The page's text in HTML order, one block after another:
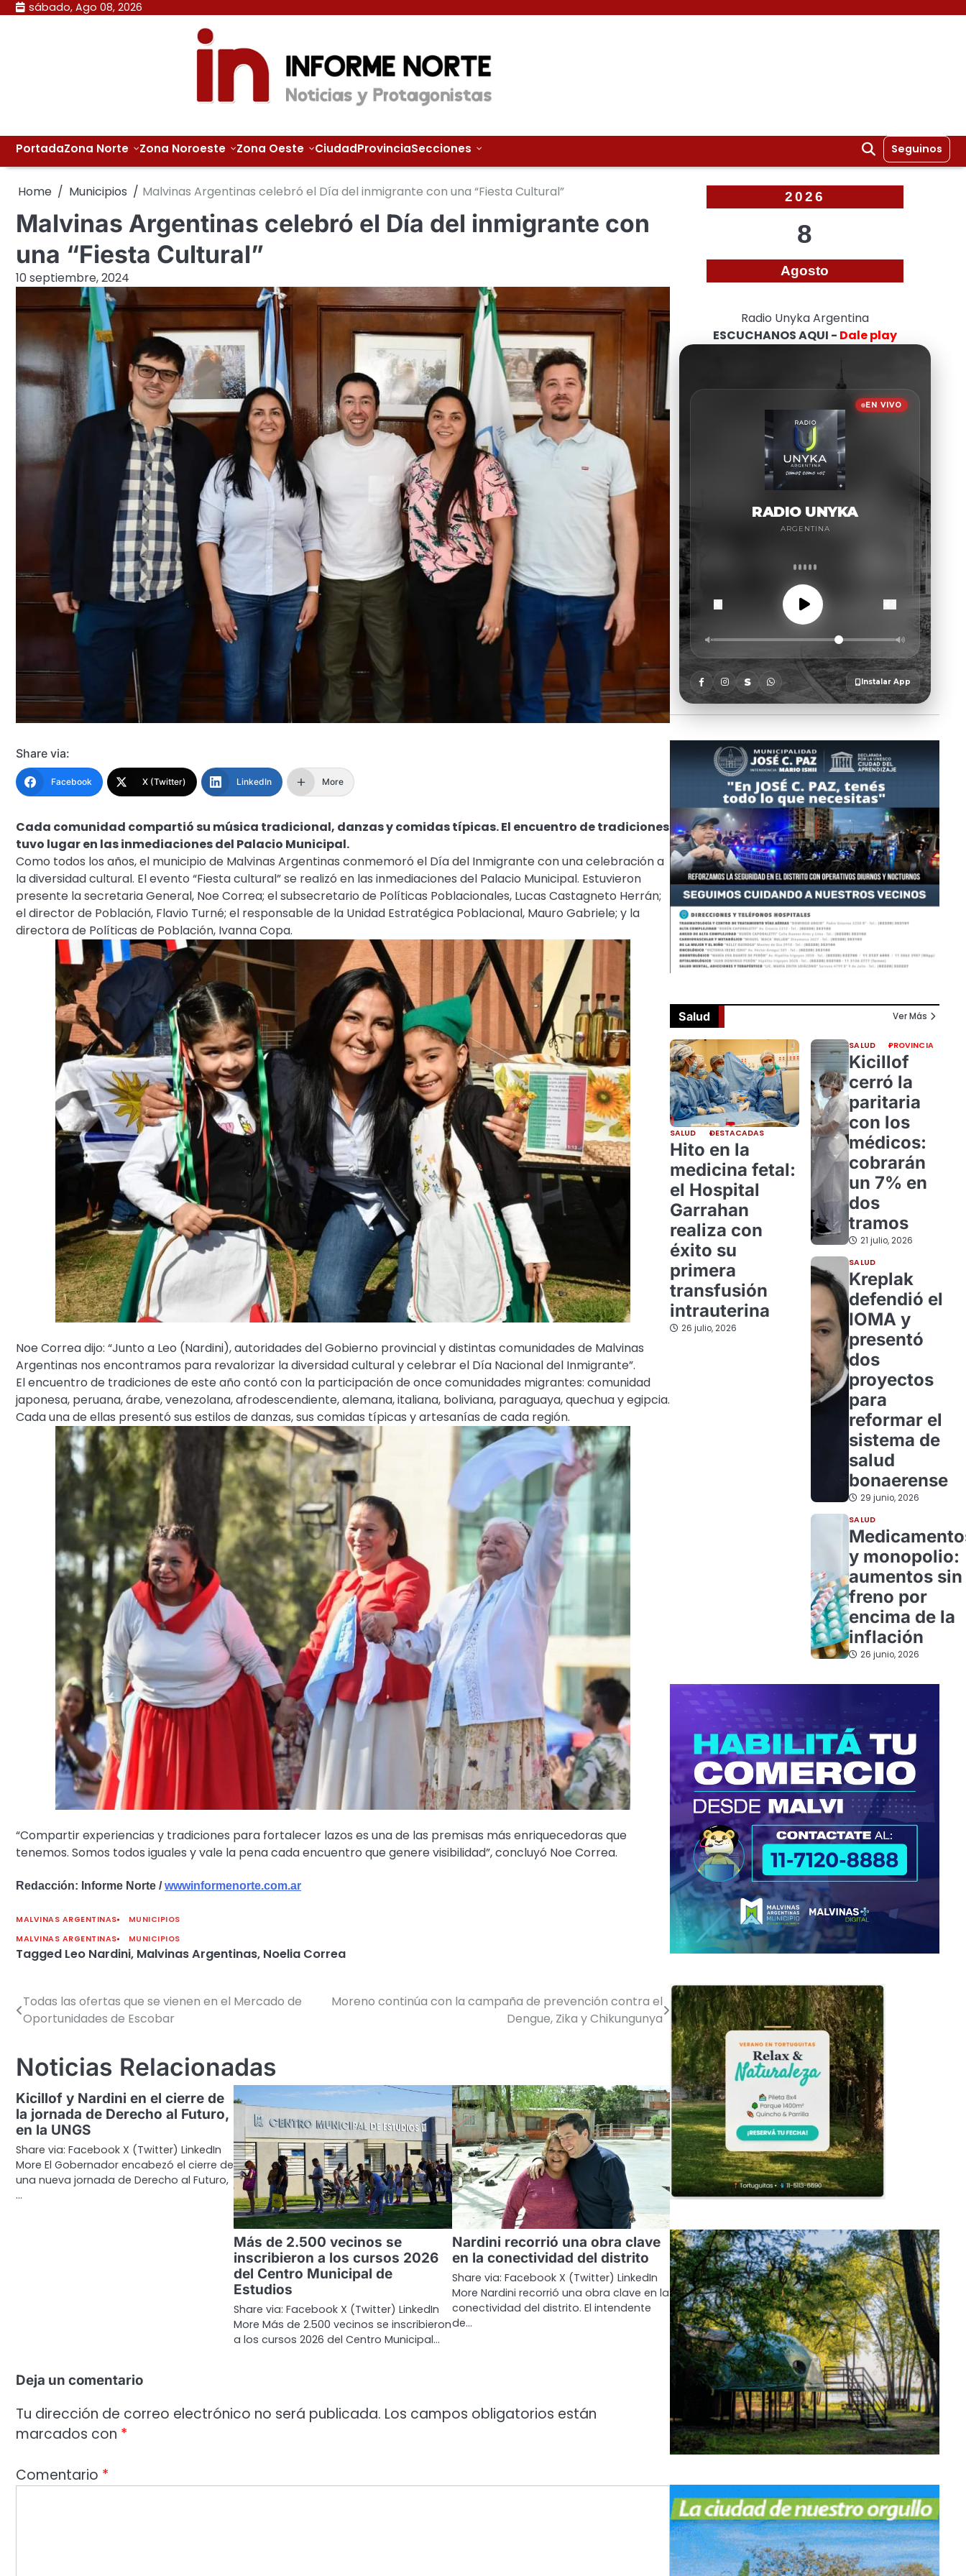
Skip sábado, Ago 08, 2026
PortadaZona Norte Zona Noroeste Zona Oeste CiudadProvinciaSecciones Seguinos
Home Municipios Malvinas Argentinas celebró el Día del inmigrante con una “Fiesta Cultural”
Malvinas Argentinas celebró el Día del inmigrante con
una “Fiesta Cultural”
10 septiembre, 2024
Share via:
Facebook X (Twitter) LinkedIn More
Cada comunidad compartió su música tradicional, danzas y comidas típicas. El encuentro de tradiciones
tuvo lugar en las inmediaciones del Palacio Municipal.
Como todos los años, el municipio de Malvinas Argentinas conmemoró el Día del Inmigrante con una celebración a
la diversidad cultural. El evento “Fiesta cultural” se realizó en las inmediaciones del Palacio Municipal. Estuvieron
presente la secretaria General, Noe Correa; el subsecretario de Políticas Poblacionales, Lucas Castagneto Herrán;
el director de Población, Flavio Turné; el responsable de la Unidad Estratégica Poblacional, Mauro Gabriele; y la
directora de Políticas de Población, Ivanna Copa.
Noe Correa dijo: “Junto a Leo (Nardini), autoridades del Gobierno provincial y distintas comunidades de Malvinas
Argentinas nos encontramos para revalorizar la diversidad cultural y celebrar el Día Nacional del Inmigrante”.
El encuentro de tradiciones de este año contó con la participación de once comunidades migrantes: comunidad
japonesa, peruana, árabe, venezolana, afrodescendiente, alemana, italiana, boliviana, paraguaya, quechua y egipcia.
Cada una de ellas presentó sus estilos de danzas, sus comidas típicas y artesanías de cada región.
“Compartir experiencias y tradiciones para fortalecer lazos es una de las premisas más enriquecedoras que
tenemos. Somos todos iguales y vale la pena cada encuentro que genere visibilidad”, concluyó Noe Correa.
Redacción: Informe Norte /wwwinformenorte.com.ar
MALVINAS ARGENTINAS
MUNICIPIOS
MALVINAS ARGENTINAS
MUNICIPIOS
Tagged Leo Nardini, Malvinas Argentinas, Noelia Correa
Navegación
de
entradas
Todas las ofertas que se vienen en el Mercado de
Oportunidades de Escobar
Moreno continúa con la campaña de prevención contra el
Dengue, Zika y Chikungunya
Noticias Relacionadas
Kicillof y Nardini en el cierre de
la jornada de Derecho al Futuro,
en la UNGS
Share via: Facebook X (Twitter) LinkedIn
More El Gobernador encabezó el cierre de
una nueva jornada de Derecho al Futuro,
…
Más de 2.500 vecinos se
inscribieron a los cursos 2026
del Centro Municipal de
Estudios
Share via: Facebook X (Twitter) LinkedIn
More Más de 2.500 vecinos se inscribieron
a los cursos 2026 del Centro Municipal…
Nardini recorrió una obra clave
en la conectividad del distrito
Share via: Facebook X (Twitter) LinkedIn
More Nardini recorrió una obra clave en la
conectividad del distrito. El intendente
de…
Deja un comentario
Tu dirección de correo electrónico no será publicada. Los campos obligatorios están
marcados con *
Comentario *
2026
8
Agosto
Radio Unyka Argentina
ESCUCHANOS AQUI - Dale play
Salud Ver Más
SALUD DESTACADAS
Hito en la
medicina fetal:
el Hospital
Garrahan
realiza con
éxito su
primera
transfusión
intrauterina
26 julio, 2026
SALUD PROVINCIA
Kicillof
cerró la
paritaria
con los
médicos:
cobrarán
un 7% en
dos
tramos
21 julio, 2026
SALUD
Kreplak
defendió el
IOMA y
presentó
dos
proyectos
para
reformar el
sistema de
salud
bonaerense
29 junio, 2026
SALUD
y monopolio:
aumentos sin
freno por
encima de la
inflación
26 junio, 2026